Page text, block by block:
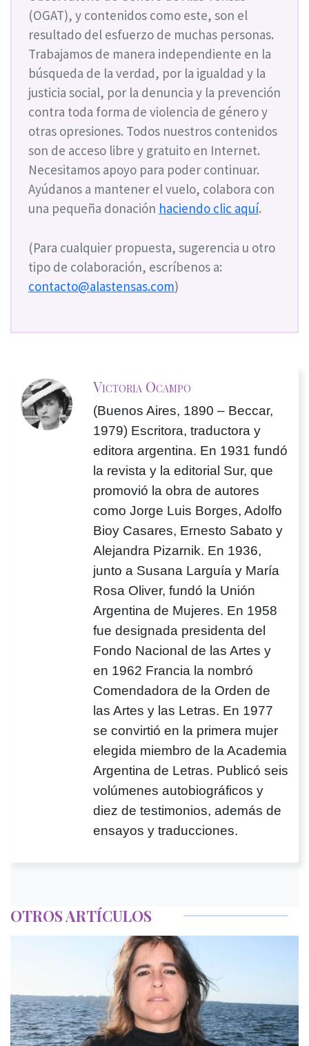
(OGAT), y contenidos como este, son el
resultado del esfuerzo de muchas personas.
Trabajamos de manera independiente en la
búsqueda de la verdad, por la igualdad y la
justicia social, por la denuncia y la prevención
contra toda forma de violencia de género y
otras opresiones. Todos nuestros contenidos
son de acceso libre y gratuito en Internet.
Necesitamos apoyo para poder continuar.
Ayúdanos a mantener el vuelo, colabora con
una pequeña donación haciendo clic aquí.
(Para cualquier propuesta, sugerencia u otro
tipo de colaboración, escríbenos a:
contacto@alastensas.com)
Victoria Ocampo
(Buenos Aires, 1890 – Beccar,
1979) Escritora, traductora y
editora argentina. En 1931 fundó
la revista y la editorial Sur, que
promovió la obra de autores
como Jorge Luis Borges, Adolfo
Bioy Casares, Ernesto Sabato y
Alejandra Pizarnik. En 1936,
junto a Susana Larguía y María
Rosa Oliver, fundó la Unión
Argentina de Mujeres. En 1958
fue designada presidenta del
Fondo Nacional de las Artes y
en 1962 Francia la nombró
Comendadora de la Orden de
las Artes y las Letras. En 1977
se convirtió en la primera mujer
elegida miembro de la Academia
Argentina de Letras. Publicó seis
volúmenes autobiográficos y
diez de testimonios, además de
ensayos y traducciones.
OTROS ARTÍCULOS